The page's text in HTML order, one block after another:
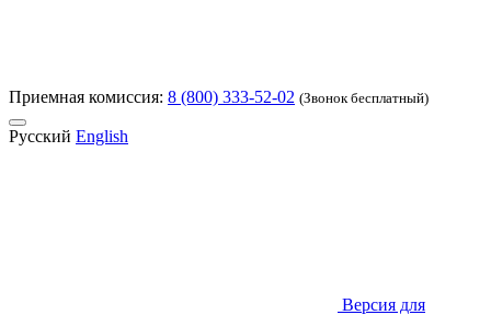
Приемная комиссия: 8 (800) 333-52-02 (Звонок бесплатный)
Русский English
Версия для